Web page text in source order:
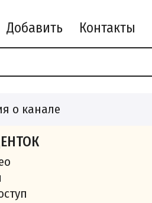
Добавить Контакты
о канале